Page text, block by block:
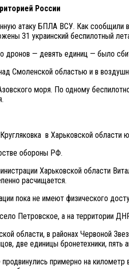
России
атаку БПЛА ВСУ. Как сообщили
31 украинский беспилотный
дронов — девять единиц — было
Смоленской областью и в
моря. По одному
в Харьковской области
обороны РФ.
Харьковской области
расчищается.
пока не имеют физического
Петровское, а на территории
области, в районах Червоной
две единицы бронетехники,
примерно на